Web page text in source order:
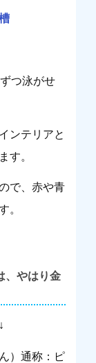
つ泳がせ
ンテリアと
す。
で、赤や青
。
、やはり金
）通称：ピ